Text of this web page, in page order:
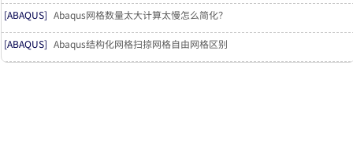
[ABAQUS] Abaqus网格数量太大计算太慢怎么简化？
[ABAQUS] Abaqus结构化网格扫掠网格自由网格区别